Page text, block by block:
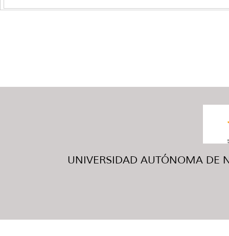
UNIVERSIDAD AUTÓNOMA DE